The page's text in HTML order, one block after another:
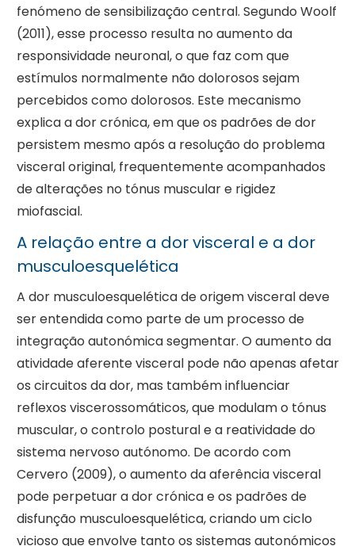
fenómeno de sensibilização central. Segundo Woolf
(2011), esse processo resulta no aumento da
responsividade neuronal, o que faz com que
estímulos normalmente não dolorosos sejam
percebidos como dolorosos. Este mecanismo
explica a dor crónica, em que os padrões de dor
persistem mesmo após a resolução do problema
visceral original, frequentemente acompanhados
de alterações no tónus muscular e rigidez
miofascial.
A relação entre a dor visceral e a dor
musculoesquelética
A dor musculoesquelética de origem visceral deve
ser entendida como parte de um processo de
integração autonómica segmentar. O aumento da
atividade aferente visceral pode não apenas afetar
os circuitos da dor, mas também influenciar
reflexos viscerossomáticos, que modulam o tónus
muscular, o controlo postural e a reatividade do
sistema nervoso autónomo. De acordo com
Cervero (2009), o aumento da aferência visceral
pode perpetuar a dor crónica e os padrões de
disfunção musculoesquelética, criando um ciclo
vicioso que envolve tanto os sistemas autonómicos